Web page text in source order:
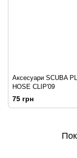
Аксесуари SCUBA
HOSE CLIP'09
75 грн